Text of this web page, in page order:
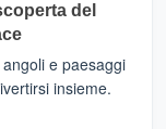
del
e paesaggi
insieme.